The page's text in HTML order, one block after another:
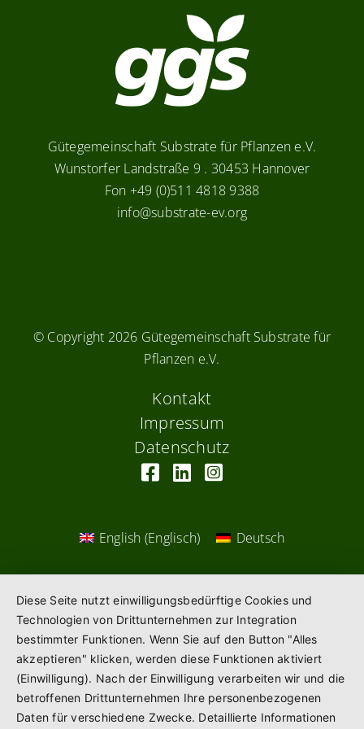
Gütegemeinschaft Substrate für Pflanzen e.V.
Wunstorfer Landstraße 9 . 30453 Hannover
Fon +49 (0)511 4818 9388
info@substrate-ev.org
© Copyright 2026 Gütegemeinschaft Substrate für
Pflanzen e.V.
Kontakt
Impressum
Datenschutz
English (Englisch) Deutsch
Diese Seite nutzt einwilligungsbedürftige Cookies und
Technologien von Drittunternehmen zur Integration
bestimmter Funktionen. Wenn Sie auf den Button "Alles
akzeptieren" klicken, werden diese Funktionen aktiviert
(Einwilligung). Nach der Einwilligung verarbeiten wir und die
betroffenen Drittunternehmen Ihre personenbezogenen
Daten für verschiedene Zwecke. Detaillierte Informationen